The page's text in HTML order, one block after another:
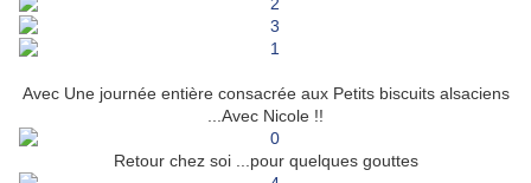
Avec Une journée entière consacrée aux Petits biscuits alsaciens
...Avec Nicole !!
Retour chez soi ...pour quelques gouttes